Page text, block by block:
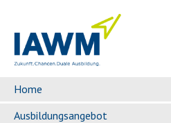
Home
Ausbildungsangebot